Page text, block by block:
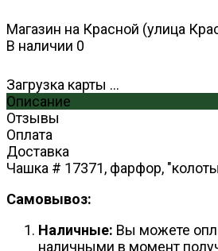
Магазин на Красной (улица
В наличии 0
Загрузка карты ...
Описание
Отзывы
Оплата
Доставка
Чашка # 17371, фарфор,
Самовывоз:
Наличные: Вы можете
наличными в момент